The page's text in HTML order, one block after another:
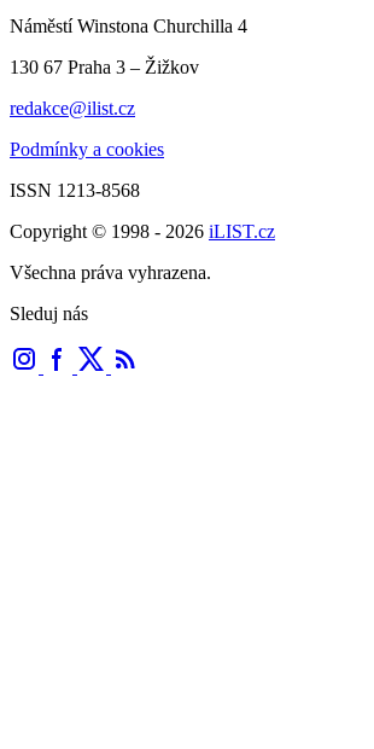
Náměstí Winstona Churchilla 4
130 67 Praha 3 – Žižkov
redakce@ilist.cz
Podmínky a cookies
ISSN 1213-8568
Copyright © 1998 - 2026 iLIST.cz
Všechna práva vyhrazena.
Sleduj nás